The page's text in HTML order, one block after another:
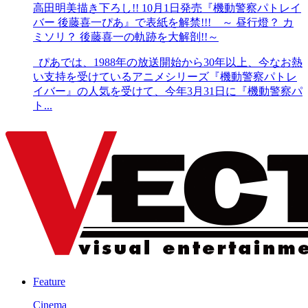
高田明美描き下ろし!! 10月1日発売『機動警察パトレイ
バー 後藤喜一ぴあ』で表紙を解禁!!! ～ 昼行燈？ カ
ミソリ？ 後藤喜一の軌跡を大解剖!!～
ぴあでは、1988年の放送開始から30年以上、今なお熱
い支持を受けているアニメシリーズ『機動警察パトレ
イバー』の人気を受けて、今年3月31日に『機動警察パ
ト...
Feature
Cinema